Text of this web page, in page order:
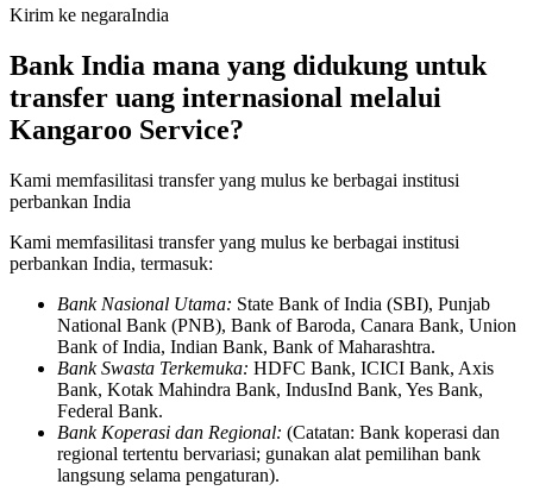
Kirim ke negaraIndia
Bank India mana yang didukung untuk
transfer uang internasional melalui
Kangaroo Service?
Kami memfasilitasi transfer yang mulus ke berbagai institusi
perbankan India
Kami memfasilitasi transfer yang mulus ke berbagai institusi
perbankan India, termasuk:
Bank Nasional Utama: State Bank of India (SBI), Punjab
National Bank (PNB), Bank of Baroda, Canara Bank, Union
Bank of India, Indian Bank, Bank of Maharashtra.
Bank Swasta Terkemuka: HDFC Bank, ICICI Bank, Axis
Bank, Kotak Mahindra Bank, IndusInd Bank, Yes Bank,
Federal Bank.
Bank Koperasi dan Regional: (Catatan: Bank koperasi dan
regional tertentu bervariasi; gunakan alat pemilihan bank
langsung selama pengaturan).